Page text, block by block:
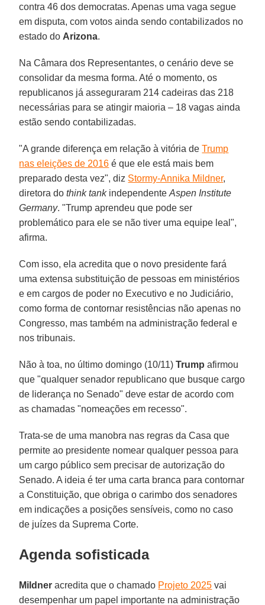
contra 46 dos democratas. Apenas uma vaga segue
em disputa, com votos ainda sendo contabilizados no
estado do Arizona.
Na Câmara dos Representantes, o cenário deve se
consolidar da mesma forma. Até o momento, os
republicanos já asseguraram 214 cadeiras das 218
necessárias para se atingir maioria – 18 vagas ainda
estão sendo contabilizadas.
"A grande diferença em relação à vitória deTrump
nas eleições de 2016 é que ele está mais bem
preparado desta vez", diz Stormy-Annika Mildner,
diretora dothink tankindependenteAspen Institute
Germany. "Trump aprendeu que pode ser
problemático para ele se não tiver uma equipe leal",
afirma.
Com isso, ela acredita que o novo presidente fará
uma extensa substituição de pessoas em ministérios
e em cargos de poder no Executivo e no Judiciário,
como forma de contornar resistências não apenas no
Congresso, mas também na administração federal e
nos tribunais.
Não à toa, no último domingo (10/11)Trump afirmou
que "qualquer senador republicano que busque cargo
de liderança no Senado" deve estar de acordo com
as chamadas "nomeações em recesso".
Trata-se de uma manobra nas regras da Casa que
permite ao presidente nomear qualquer pessoa para
um cargo público sem precisar de autorização do
Senado. A ideia é ter uma carta branca para contornar
a Constituição, que obriga o carimbo dos senadores
em indicações a posições sensíveis, como no caso
de juízes da Suprema Corte.
Agenda sofisticada
Mildner acredita que o chamado Projeto 2025 vai
desempenhar um papel importante na administração